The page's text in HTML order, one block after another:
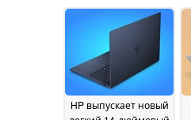
HP выпускает новый